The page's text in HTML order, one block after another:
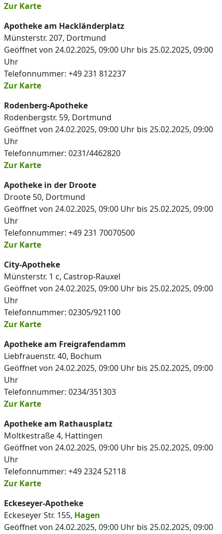
Zur Karte
Apotheke am Hackländerplatz
Münsterstr. 207, Dortmund
Geöffnet von 24.02.2025, 09:00 Uhr bis 25.02.2025, 09:00
Uhr
Telefonnummer: +49 231 812237
Zur Karte
Rodenberg-Apotheke
Rodenbergstr. 59, Dortmund
Geöffnet von 24.02.2025, 09:00 Uhr bis 25.02.2025, 09:00
Uhr
Telefonnummer: 0231/4462820
Zur Karte
Apotheke in der Droote
Droote 50, Dortmund
Geöffnet von 24.02.2025, 09:00 Uhr bis 25.02.2025, 09:00
Uhr
Telefonnummer: +49 231 70070500
Zur Karte
City-Apotheke
Münsterstr. 1 c, Castrop-Rauxel
Geöffnet von 24.02.2025, 09:00 Uhr bis 25.02.2025, 09:00
Uhr
Telefonnummer: 02305/921100
Zur Karte
Apotheke am Freigrafendamm
Liebfrauenstr. 40, Bochum
Geöffnet von 24.02.2025, 09:00 Uhr bis 25.02.2025, 09:00
Uhr
Telefonnummer: 0234/351303
Zur Karte
Apotheke am Rathausplatz
Moltkestraße 4, Hattingen
Geöffnet von 24.02.2025, 09:00 Uhr bis 25.02.2025, 09:00
Uhr
Telefonnummer: +49 2324 52118
Zur Karte
Eckeseyer-Apotheke
Eckeseyer Str. 155, Hagen
Geöffnet von 24.02.2025, 09:00 Uhr bis 25.02.2025, 09:00